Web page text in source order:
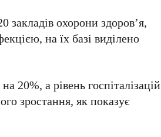
охорони здоров’я,
на їх базі виділено
20%, а рівень госпіталізацій
зростання, як показує